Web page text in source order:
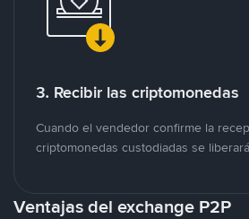
3. Recibir las criptomonedas
Cuando el vendedor confirme la
criptomonedas custodiadas se
Ventajas del exchange P2P